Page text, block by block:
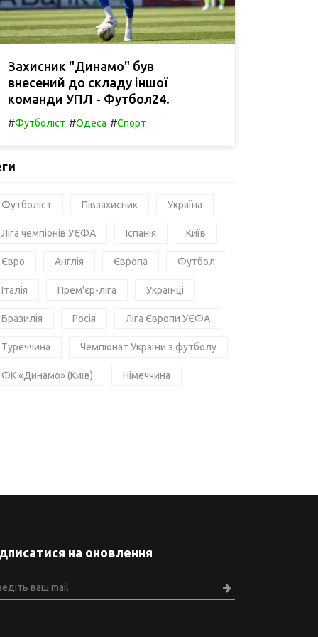
Захисник "Динамо" був
внесений до складу іншої
команди УПЛ - Футбол24.
#Футболіст #Одеса #Спорт
Футболіст Півзахисник Україна
Ліга чемпіонів УЄФА Іспанія Київ
Євро Англія Європа Футбол
Італія Прем'єр-ліга Українці
Бразилія Росія Ліга Європи УЄФА
Туреччина Чемпіонат України з футболу
ФК «Динамо» (Київ) Німеччина
на оновлення